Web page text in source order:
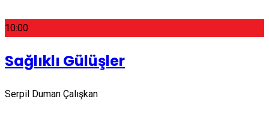
10:00
Sağlıklı Gülüşler
Serpil Duman Çalışkan